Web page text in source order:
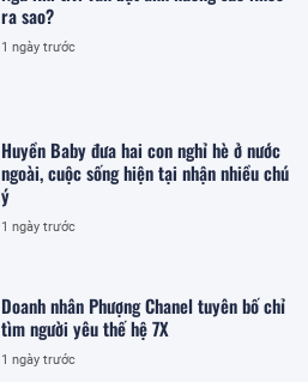
ra sao?
1 ngày trước
Huyền Baby đưa hai con nghỉ hè ở nước
ngoài, cuộc sống hiện tại nhận nhiều chú
ý
1 ngày trước
Doanh nhân Phượng Chanel tuyên bố chỉ
tìm người yêu thế hệ 7X
1 ngày trước